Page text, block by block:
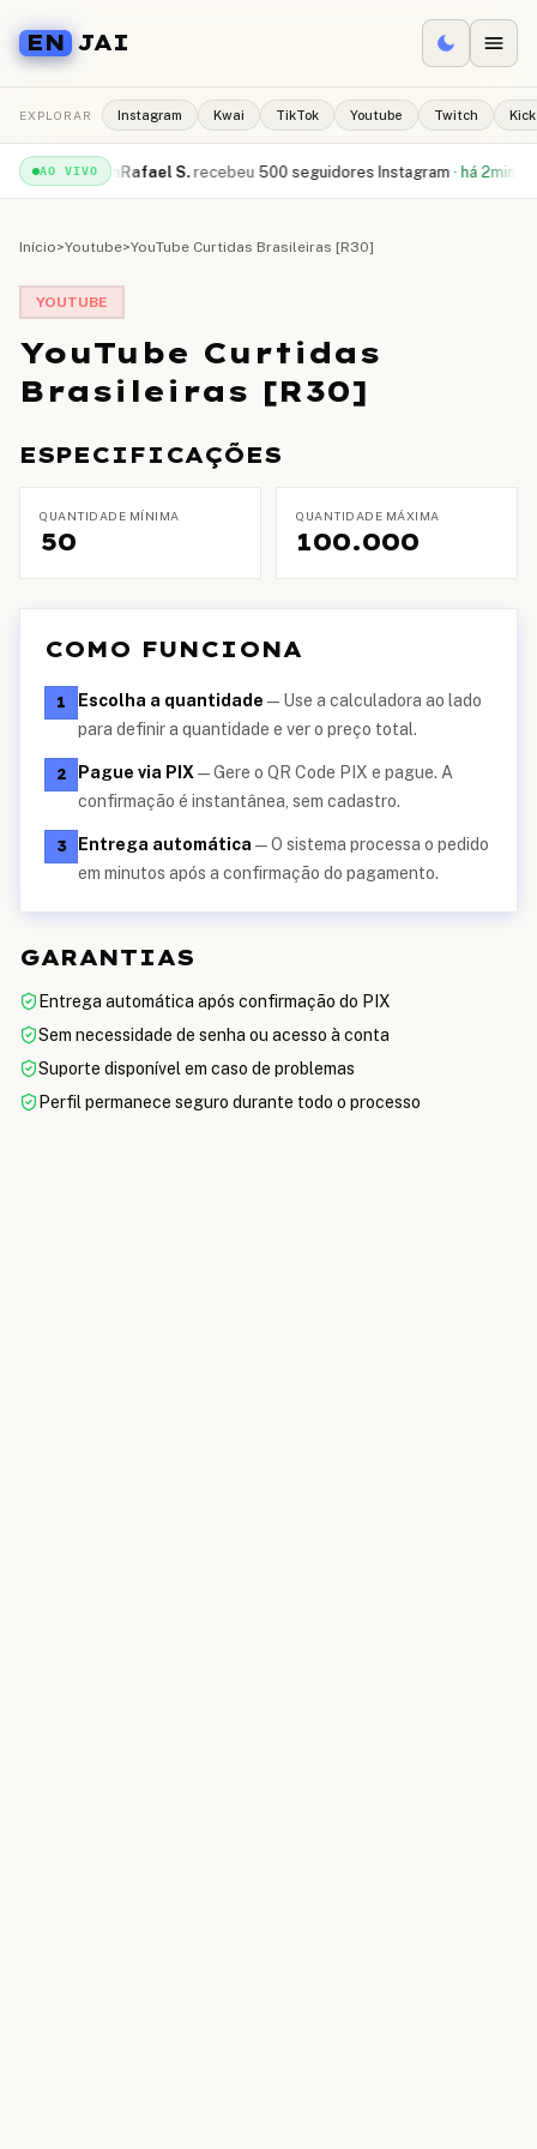
EN JAI
EXPLORAR Instagram Kwai TikTok Youtube Twitch Kick
AO VIVO
·há 1min Rafael S. recebeu 500 seguidores Instagram ·há 2min
Início>Youtube>YouTube Curtidas Brasileiras [R30]
YOUTUBE
YouTube Curtidas
Brasileiras [R30]
ESPECIFICAÇÕES
QUANTIDADE MÍNIMA
50
QUANTIDADE MÁXIMA
100.000
COMO FUNCIONA
1 Escolha a quantidade — Use a calculadora ao lado
para definir a quantidade e ver o preço total.
2 Pague via PIX —Gere o QR Code PIX e pague. A
confirmação é instantânea, sem cadastro.
3 Entrega automática —O sistema processa o pedido
em minutos após a confirmação do pagamento.
GARANTIAS
Entrega automática após confirmação do PIX
Sem necessidade de senha ou acesso à conta
Suporte disponível em caso de problemas
Perfil permanece seguro durante todo o processo